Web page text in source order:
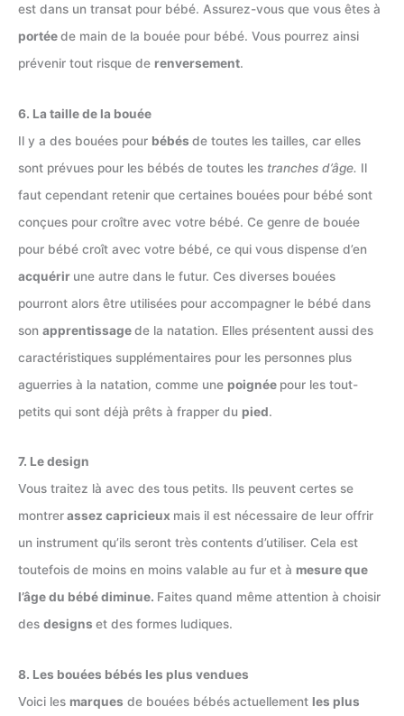
est dans un transat pour bébé. Assurez-vous que vous êtes à
portéede main de la bouée pour bébé. Vous pourrez ainsi
prévenir tout risque de renversement.
6. La taille de la bouée
Il y a des bouées pour bébés de toutes les tailles, car elles
sont prévues pour les bébés de toutes les tranches d’âge. Il
faut cependant retenir que certaines bouées pour bébé sont
conçues pour croître avec votre bébé. Ce genre de bouée
pour bébé croît avec votre bébé, ce qui vous dispense d’en
acquérir une autre dans le futur. Ces diverses bouées
pourront alors être utilisées pour accompagner le bébé dans
son apprentissagede la natation. Elles présentent aussi des
caractéristiques supplémentaires pour les personnes plus
aguerries à la natation, comme une poignée pour les tout-
petits qui sont déjà prêts à frapper du pied.
7. Le design
Vous traitez là avec des tous petits. Ils peuvent certes se
montrerassez capricieux mais il est nécessaire de leur offrir
un instrument qu’ils seront très contents d’utiliser. Cela est
toutefois de moins en moins valable au fur et à mesure que
l’âge du bébé diminue. Faites quand même attention à choisir
des designs et des formes ludiques.
8. Les bouées bébés les plus vendues
Voici les marques de bouées bébésactuellement les plus